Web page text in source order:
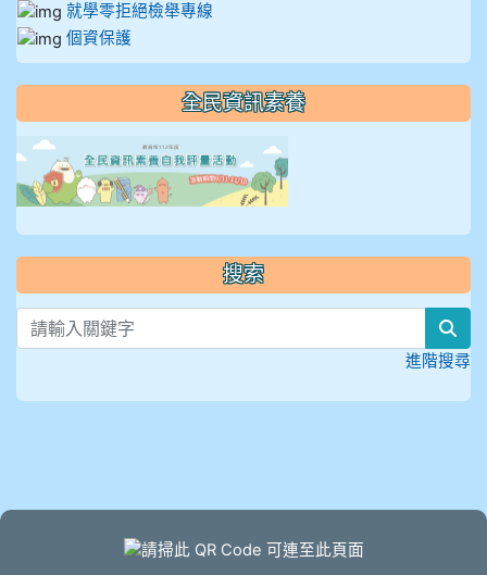
就學零拒絕檢舉專線
個資保護
全民資訊素養
搜索
進階搜尋